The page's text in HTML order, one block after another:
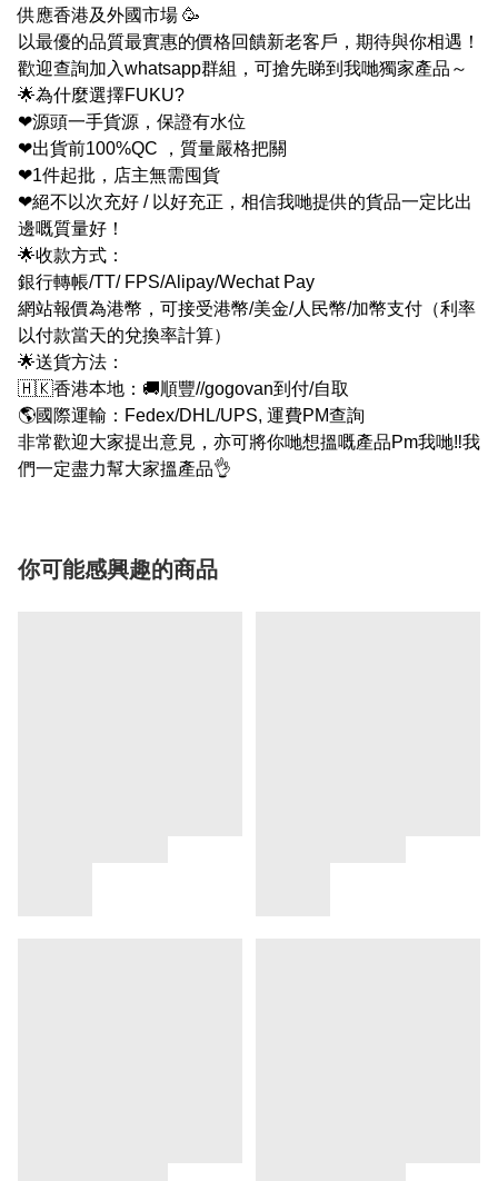
供應香港及外國市場 🥳
以最優的品質最實惠的價格回饋新老客戶，期待與你相遇！
歡迎查詢加入whatsapp群組，可搶先睇到我哋獨家產品～
🌟為什麼選擇FUKU?
❤源頭一手貨源，保證有水位
❤出貨前100%QC ，質量嚴格把關
❤1件起批，店主無需囤貨
❤絕不以次充好 / 以好充正，相信我哋提供的貨品一定比出
邊嘅質量好！
🌟收款方式：
銀行轉帳/TT/ FPS/Alipay/Wechat Pay
網站報價為港幣，可接受港幣/美金/人民幣/加幣支付（利率
以付款當天的兌換率計算）
🌟送貨方法：
🇭🇰香港本地：🚚順豐//gogovan到付/自取
🌎國際運輸：Fedex/DHL/UPS, 運費PM查詢
非常歡迎大家提出意見，亦可將你哋想搵嘅產品Pm我哋‼我
們一定盡力幫大家搵產品👌
你可能感興趣的商品